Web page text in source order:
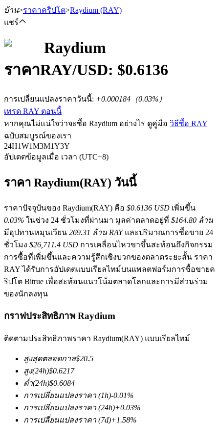
ฟิวเจอร์ส
ฟิวเจอร์ส USDT
ฟิวเจอร์ส COIN-M
ฟิวเจอร์สสกุลเงินดิจิทัล
TradFi
อนุพันธ์ของหุ้น ฟอเร็กซ์ โลหะมีค่า และสินค้าโภคภัณฑ์
บ้าน>ราคาคริปโต>Raydium (RAY)
แชร์
Raydium
ราคาRAY/USD: $0.6136
การเปลี่ยนแปลงราคาวันนี้: +0.000184 （0.03%）
เทรด RAY ตอนนี้
หากคุณไม่แน่ใจว่าจะซื้อ Raydium อย่างไร ดูคู่มือ วิธีซื้อ RAY
ฉบับสมบูรณ์ของเรา
24H1W1M3M1Y3Y
อัปเดตข้อมูลเมื่อ เวลา (UTC+8)
ราคา Raydium(RAY) วันนี้
ราคาปัจจุบันของ Raydium(RAY) คือ $0.6136 USD เพิ่มขึ้น
0.03% ในช่วง 24 ชั่วโมงที่ผ่านมา มูลค่าตลาดอยู่ที่ $164.80 ล้าน
มีอุปทานหมุนเวียน 269.31 ล้าน RAYและปริมาณการซื้อขาย 24
ชั่วโมง $26,711.4 USD การเคลื่อนไหวขาขึ้นสะท้อนถึงกิจกรรม
การซื้อที่เพิ่มขึ้นและความรู้สึกเชิงบวกของตลาดระยะสั้น ราคา
RAY ได้รับการอัปเดตแบบเรียลไทม์บนแพลตฟอร์มการซื้อขายค
ริปโต Bitrue เพื่อสะท้อนแนวโน้มตลาดโลกและการมีส่วนร่วม
ของนักลงทุน
กราฟประสิทธิภาพ Raydium
ติดตามประสิทธิภาพราคา Raydium(RAY) แบบเรียลไทม์
สูงสุดตลอดกาล$20.5
สูง(24h)$0.6217
ต่ำ(24h)$0.6084
การเปลี่ยนแปลงราคา (1h)-0.01%
การเปลี่ยนแปลงราคา (24h)+0.03%
การเปลี่ยนแปลงราคา (7d)+1.58%